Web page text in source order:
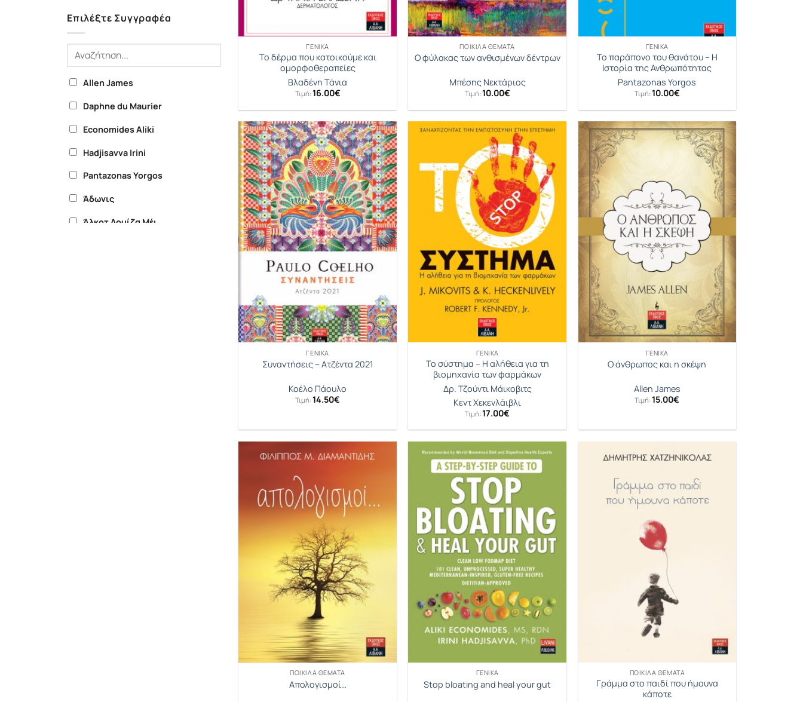
Επιλέξτε Συγγραφέα
Allen James
Daphne du Maurier
Economides Aliki
Hadjisavva Irini
Pantazonas Yorgos
Άδωνις
Άλκοτ Λουίζα Μέι
ΓΕΝΙΚΆ
Το δέρμα που κατοικούμε και
ομορφοθεραπείες
Βλαδένη Τάνια
Τιμή:16.00€
ΠΟΙΚΊΛΑ ΘΈΜΑΤΑ
Ο φύλακας των ανθισμένων δέντρων
Μπέσης Νεκτάριος
Τιμή:10.00€
ΓΕΝΙΚΆ
Το παράπονο του θανάτου – Η
Ιστορία της Ανθρωπότητας
Pantazonas Yorgos
Τιμή:10.00€
ΓΕΝΙΚΆ
Συναντήσεις – Ατζέντα 2021
Κοέλο Πάουλο
Τιμή:14.50€
ΓΕΝΙΚΆ
Το σύστημα – Η αλήθεια για τη
βιομηχανία των φαρμάκων
Δρ. Τζούντι Μάικοβιτς
Κεντ Χεκενλάιβλι
Τιμή:17.00€
ΓΕΝΙΚΆ
Ο άνθρωπος και η σκέψη
Allen James
Τιμή:15.00€
ΠΟΙΚΊΛΑ ΘΈΜΑΤΑ
Απολογισμοί…
ΓΕΝΙΚΆ
Stop bloating and heal your gut
ΠΟΙΚΊΛΑ ΘΈΜΑΤΑ
Γράμμα στο παιδί που ήμουνα
κάποτε